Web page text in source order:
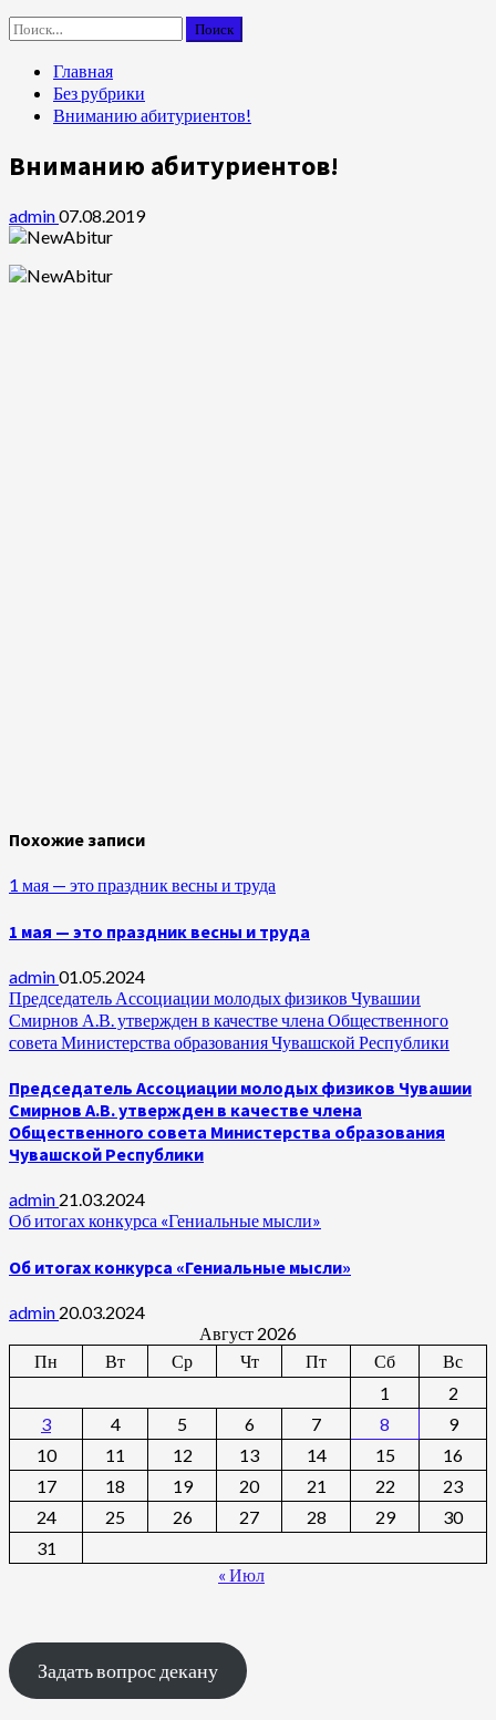
Найти:
Главная
Без рубрики
Вниманию абитуриентов!
Вниманию абитуриентов!
admin07.08.2019
Похожие записи
1 мая — это праздник весны и труда
1 мая — это праздник весны и труда
admin01.05.2024
Председатель Ассоциации молодых физиков Чувашии
Смирнов А.В. утвержден в качестве члена Общественного
совета Министерства образования Чувашской Республики
Председатель Ассоциации молодых физиков Чувашии
Смирнов А.В. утвержден в качестве члена
Общественного совета Министерства образования
Чувашской Республики
admin 21.03.2024
Об итогах конкурса «Гениальные мысли»
Об итогах конкурса «Гениальные мысли»
admin 20.03.2024
Август 2026
Пн
Вт Ср Чт Пт Сб
Вс
1
2
3
4 5 6 7 8
9
10
11 12 13 14 15
16
17
18 19 20 21 22
23
24
25 26 27 28 29
30
31
« Июл
Задать вопрос декану